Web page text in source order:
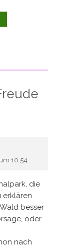
10:54
die
erklären
besser
oder
nach